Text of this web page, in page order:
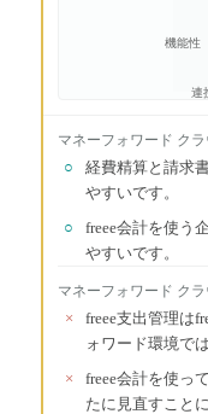
連
機能性
マネーフォワード ク
○
経費精算と請求
やすいです。
○
freee会計を使う
やすいです。
マネーフォワード ク
×
freee支出管理は
ォワード環境で
×
freee会計を使っ
たに見直すこと